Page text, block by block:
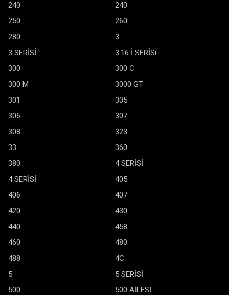
240
240
250
260
280
3
3 SERİSİ
3.16 İ SERİSi
300
300 C
300 M
3000 GT
301
305
306
307
308
323
33
360
380
4 SERİSİ
4 SERİSİ
405
406
407
420
430
440
458
460
480
488
4C
5
5 SERİSİ
500
500 AİLESİ